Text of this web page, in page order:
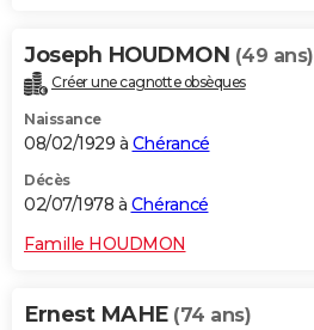
Joseph HOUDMON (49 ans)
Créer une cagnotte obsèques
Naissance
08/02/1929 à Chérancé
Décès
02/07/1978 à Chérancé
Famille HOUDMON
Ernest MAHE (74 ans)